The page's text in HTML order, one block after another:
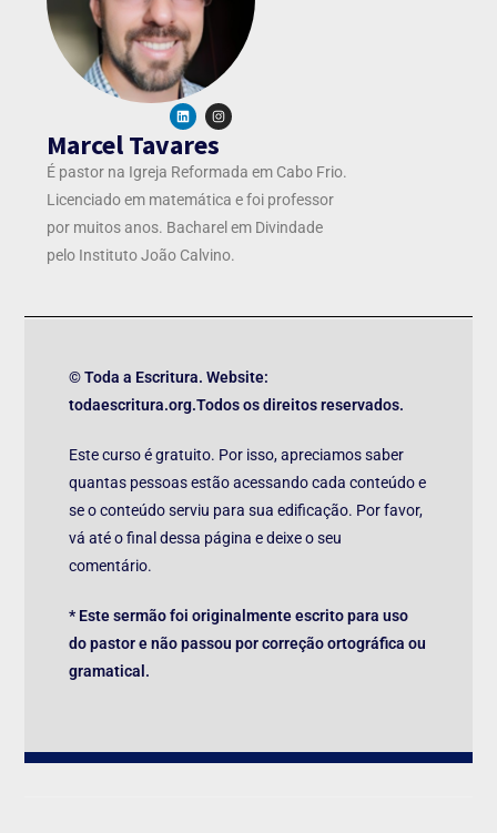
Marcel Tavares
É pastor na Igreja Reformada em Cabo Frio.
Licenciado em matemática e foi professor
por muitos anos. Bacharel em Divindade
pelo Instituto João Calvino.
© Toda a Escritura. Website:
todaescritura.org.Todos os direitos reservados.
Este curso é gratuito. Por isso, apreciamos saber
quantas pessoas estão acessando cada conteúdo e
se o conteúdo serviu para sua edificação. Por favor,
vá até o final dessa página e deixe o seu
comentário.
* Este sermão foi originalmente escrito para uso
do pastor e não passou por correção ortográfica ou
gramatical.